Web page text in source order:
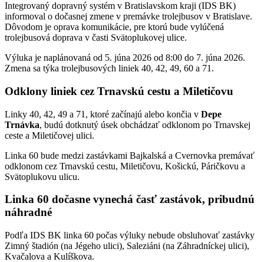
Integrovaný dopravný systém v Bratislavskom kraji (IDS BK)
informoval o dočasnej zmene v premávke trolejbusov v Bratislave.
Dôvodom je oprava komunikácie, pre ktorú bude vylúčená
trolejbusová doprava v časti Svätoplukovej ulice.
Výluka je naplánovaná od 5. júna 2026 od 8:00 do 7. júna 2026.
Zmena sa týka trolejbusových liniek 40, 42, 49, 60 a 71.
Odklony liniek cez Trnavskú cestu a Miletičovu
Linky 40, 42, 49 a 71, ktoré začínajú alebo končia v Depe
Trnávka, budú dotknutý úsek obchádzať odklonom po Trnavskej
ceste a Miletičovej ulici.
Linka 60 bude medzi zastávkami Bajkalská a Cvernovka premávať
odklonom cez Trnavskú cestu, Miletičovu, Košickú, Páričkovu a
Svätoplukovu ulicu.
Linka 60 dočasne vynechá časť zastávok, pribudnú
náhradné
Podľa IDS BK linka 60 počas výluky nebude obsluhovať zastávky
Zimný štadión (na Jégeho ulici), Saleziáni (na Záhradníckej ulici),
Kvačalova a Kulíškova.